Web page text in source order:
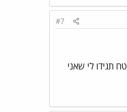
#7
תגידו לי שאני